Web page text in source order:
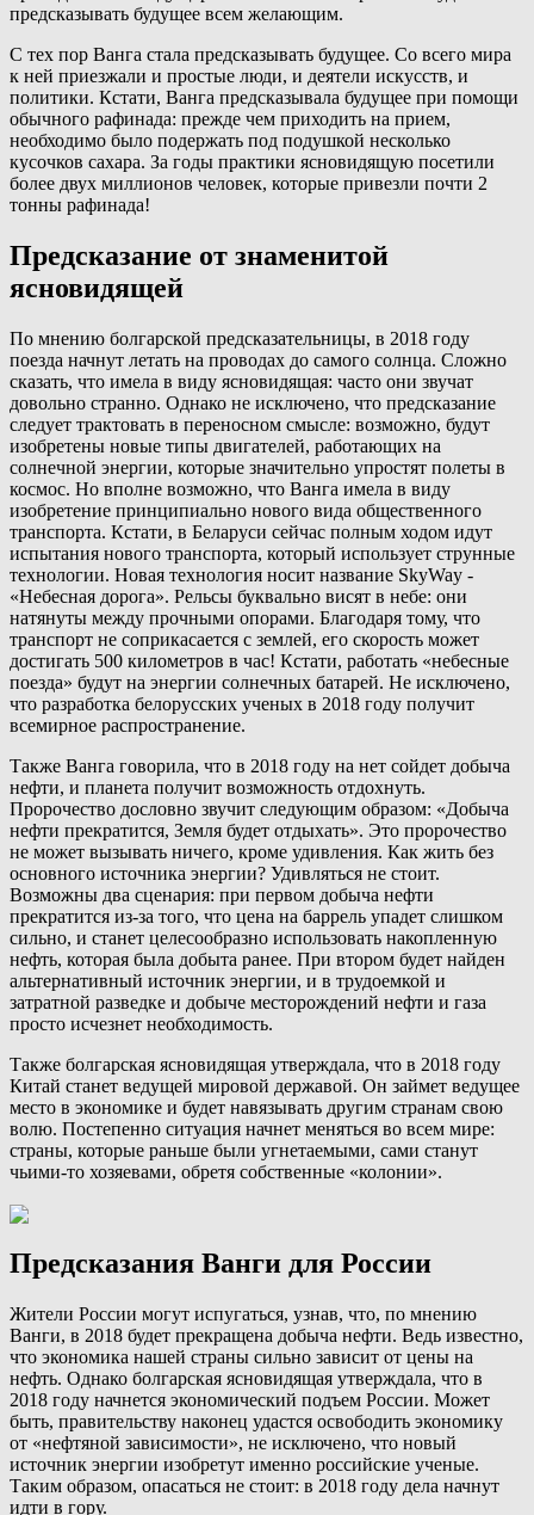
предсказывать будущее всем желающим.
С тех пор Ванга стала предсказывать будущее. Со всего мира
к ней приезжали и простые люди, и деятели искусств, и
политики. Кстати, Ванга предсказывала будущее при помощи
обычного рафинада: прежде чем приходить на прием,
необходимо было подержать под подушкой несколько
кусочков сахара. За годы практики ясновидящую посетили
более двух миллионов человек, которые привезли почти 2
тонны рафинада!
Предсказание от знаменитой
ясновидящей
По мнению болгарской предсказательницы, в 2018 году
поезда начнут летать на проводах до самого солнца. Сложно
сказать, что имела в виду ясновидящая: часто они звучат
довольно странно. Однако не исключено, что предсказание
следует трактовать в переносном смысле: возможно, будут
изобретены новые типы двигателей, работающих на
солнечной энергии, которые значительно упростят полеты в
космос. Но вполне возможно, что Ванга имела в виду
изобретение принципиально нового вида общественного
транспорта. Кстати, в Беларуси сейчас полным ходом идут
испытания нового транспорта, который использует струнные
технологии. Новая технология носит название SkyWay -
«Небесная дорога». Рельсы буквально висят в небе: они
натянуты между прочными опорами. Благодаря тому, что
транспорт не соприкасается с землей, его скорость может
достигать 500 километров в час! Кстати, работать «небесные
поезда» будут на энергии солнечных батарей. Не исключено,
что разработка белорусских ученых в 2018 году получит
всемирное распространение.
Также Ванга говорила, что в 2018 году на нет сойдет добыча
нефти, и планета получит возможность отдохнуть.
Пророчество дословно звучит следующим образом: «Добыча
нефти прекратится, Земля будет отдыхать». Это пророчество
не может вызывать ничего, кроме удивления. Как жить без
основного источника энергии? Удивляться не стоит.
Возможны два сценария: при первом добыча нефти
прекратится из-за того, что цена на баррель упадет слишком
сильно, и станет целесообразно использовать накопленную
нефть, которая была добыта ранее. При втором будет найден
альтернативный источник энергии, и в трудоемкой и
затратной разведке и добыче месторождений нефти и газа
просто исчезнет необходимость.
Также болгарская ясновидящая утверждала, что в 2018 году
Китай станет ведущей мировой державой. Он займет ведущее
место в экономике и будет навязывать другим странам свою
волю. Постепенно ситуация начнет меняться во всем мире:
страны, которые раньше были угнетаемыми, сами станут
чьими-то хозяевами, обретя собственные «колонии».
Предсказания Ванги для России
Жители России могут испугаться, узнав, что, по мнению
Ванги, в 2018 будет прекращена добыча нефти. Ведь известно,
что экономика нашей страны сильно зависит от цены на
нефть. Однако болгарская ясновидящая утверждала, что в
2018 году начнется экономический подъем России. Может
быть, правительству наконец удастся освободить экономику
от «нефтяной зависимости», не исключено, что новый
источник энергии изобретут именно российские ученые.
Таким образом, опасаться не стоит: в 2018 году дела начнут
идти в гору.